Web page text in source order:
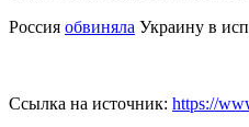
Россия обвиняла Украину в
Ссылка на источник: https://